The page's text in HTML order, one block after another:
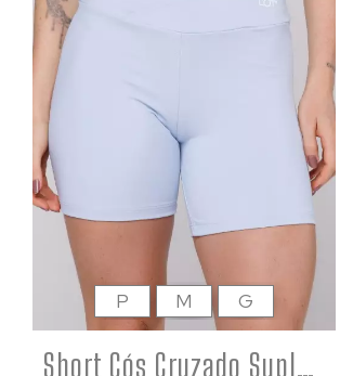
Short Cós Cruzado Suplex Poliamida Academia Feminino Azul Bebê
P M G